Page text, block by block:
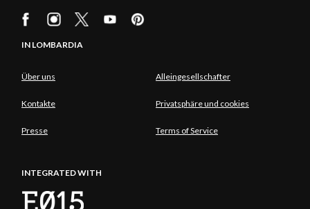
IN LOMBARDIA
Über uns Alleingesellschafter
Kontakte Privatsphäre und cookies
Presse Terms of Service
INTEGRATED WITH